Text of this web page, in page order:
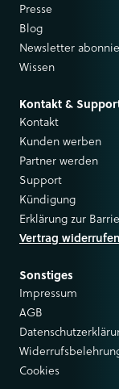
Presse
Blog
Newsletter
Wissen
Kontakt &
Kontakt
Kunden werben
Partner werden
Support
Kündigung
Erklärung zur
Vertrag widerrufen
Sonstiges
Impressum
AGB
Cookies